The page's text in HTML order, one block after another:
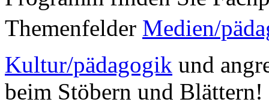
Themenfelder Medien/
Kultur/pädagogik und
beim Stöbern und Blättern!